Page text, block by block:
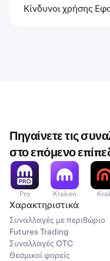
Κίνδυνοι χρήσης
Πηγαίνετε τις
στο επόμενο
Pro Kraken
Χαρακτηριστικά
Συναλλαγές με περιθώριο
Futures Trading
Συναλλαγές OTC
Θεσμικοί φορείς